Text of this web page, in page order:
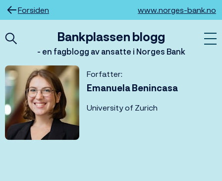
Hopp
til
Forsiden www.norges-bank.no
Bankplassen blogg
- en fagblogg av ansatte i Norges Bank
Forfatter:
Emanuela Benincasa
University of Zurich